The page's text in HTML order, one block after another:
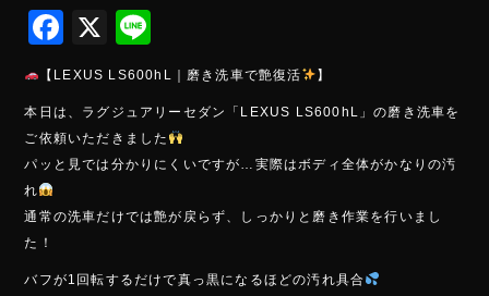
F
ac
e
b
o
ok
X
ne
【LEXUS LS600hL｜磨き洗車で艶復活 】
本日は、ラグジュアリーセダン「LEXUS LS600hL」の磨き洗車を
ご依頼いただきました
パッと見では分かりにくいですが…実際はボディ全体がかなりの汚
れ
通常の洗車だけでは艶が戻らず、しっかりと磨き作業を行いまし
た！
バフが1回転するだけで真っ黒になるほどの汚れ具合